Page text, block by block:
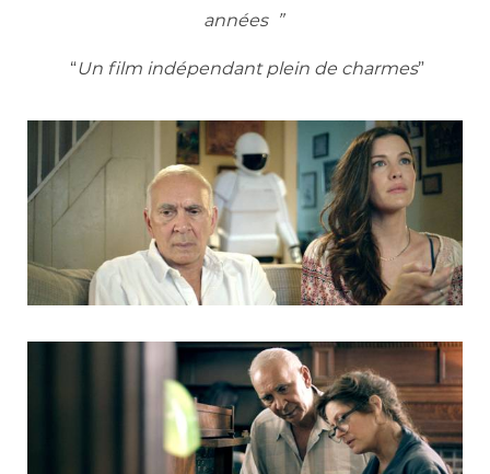
années
”
“Un film indépendant plein de charmes”